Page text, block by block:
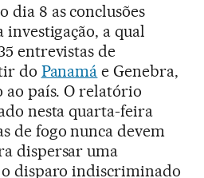
dia 8 as conclusões
a qual
entrevistas de
do Panamá e Genebra,
ao país. O relatório
nesta quarta-feira
de fogo nunca devem
dispersar uma
o disparo indiscriminado